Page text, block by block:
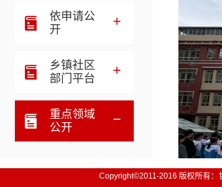
依申请公
开
乡镇社区
部门平台
重点领域
公开
Copyright©2011-2016 版权所有：